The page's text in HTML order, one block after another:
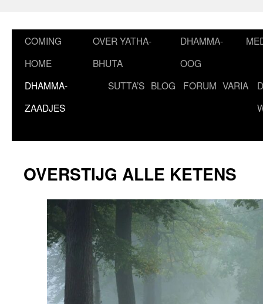
COMING
HOME
OVER YATHA-
BHUTA
DHAMMA-
OOG
DHAMMA-
ZAADJES
SUTTA’S BLOG FORUM VARIA
OVERSTIJG ALLE KETENS